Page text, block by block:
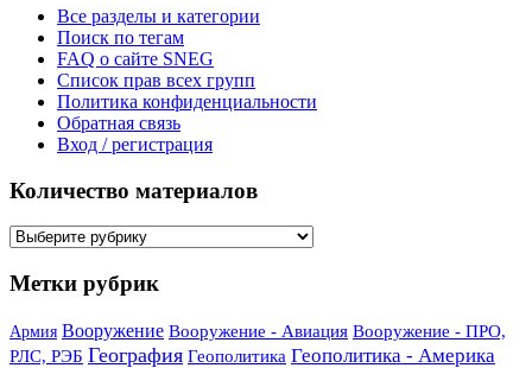
Все разделы и категории
Поиск по тегам
FAQ о сайте SNEG
Список прав всех групп
Политика конфиденциальности
Обратная связь
Вход / регистрация
Количество материалов
Количество
Метки рубрик
Армия Вооружение Вооружение - Авиация Вооружение - ПРО,
РЛС, РЭБ География Геополитика Геополитика - Америка